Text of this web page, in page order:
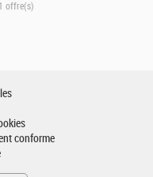
1 offre(s)
conforme